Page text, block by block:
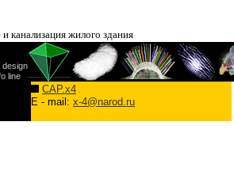
канализация жилого здания
CAP.x4
E - mail: x-4@narod.ru